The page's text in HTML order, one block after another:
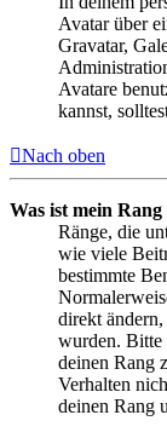
Avatar über
Gravatar,
Avatare
kannst,
Nach oben
Was ist mein
Ränge, die
wie viele
bestimmte
direkt
wurden. Bitte
deinen Rang
Verhalten
deinen Rang